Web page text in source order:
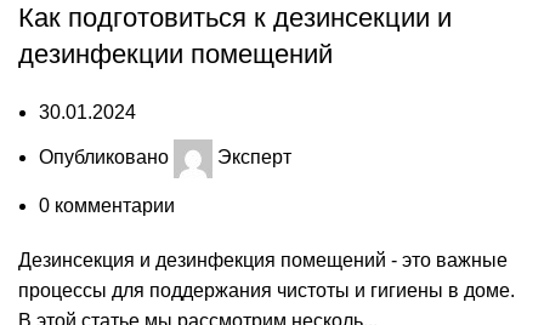
Как подготовиться к дезинсекции и
дезинфекции помещений
30.01.2024
Опубликовано Эксперт
0 комментарии
Дезинсекция и дезинфекция помещений - это важные
процессы для поддержания чистоты и гигиены в доме.
В этой статье мы рассмотрим несколь...